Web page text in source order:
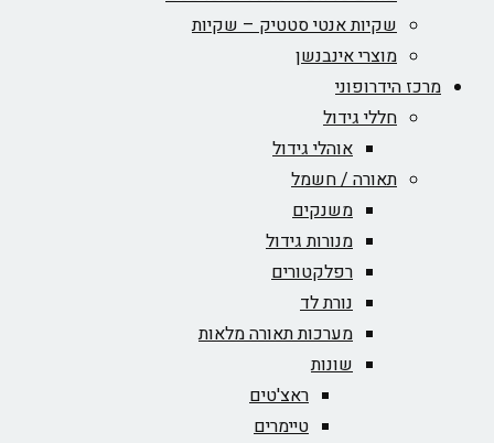
שקיות אנטי סטטיק – שקיות
מוצרי אינבנשן
מרכז הידרופוני
חללי גידול
אוהלי גידול
תאורה / חשמל
משנקים
מנורות גידול
רפלקטורים
נורת לד
מערכות תאורה מלאות
שונות
ראצ'טים
טיימרים